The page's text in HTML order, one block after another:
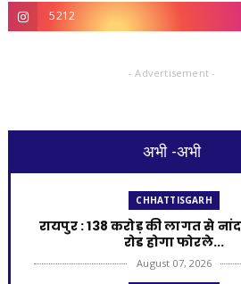
5212
- Advertisement -
अभी -अभी
CHHATTISGARH
रायपुर : 138 करोड़ की लागत से
रोड होगा फोरले...
August 07, 2026